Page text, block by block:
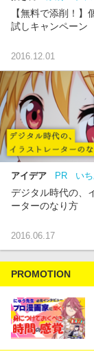
いちあっぷゼミ
【無料で添削！】
試しキャンペーン
2016.12.01
アイデア PR
い
ミ
コラム
デジタル時代の、
ーターのなり方
2016.06.17
PROMOTION